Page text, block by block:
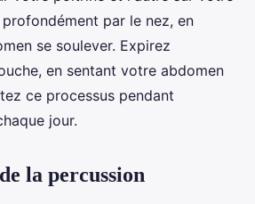
par le nez, en
se soulever. Expirez
en sentant votre abdomen
ce processus pendant
jour.
la percussion